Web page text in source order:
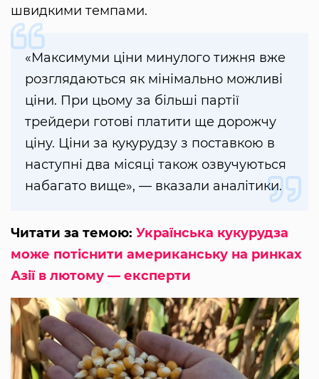
швидкими темпами.
«Максимуми ціни минулого тижня вже
розглядаються як мінімально можливі
ціни. При цьому за більші партії
трейдери готові платити ще дорожчу
ціну. Ціни за кукурудзу з поставкою в
наступні два місяці також озвучуються
набагато вище», — вказали аналітики.
Читати за темою: Українська кукурудза
може потіснити американську на ринках
Азії в лютому — експерти